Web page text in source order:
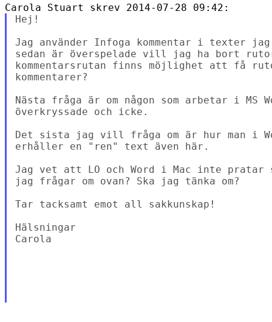
Hej!
Jag använder Infoga kommentar i texter
sedan är överspelade vill jag ha bort
kommentarsrutan finns möjlighet att få
kommentarer?
Nästa fråga är om någon som arbetar i MS
överkryssade och icke.
Det sista jag vill fråga om är hur man i
erhåller en "ren" text även här.
Jag vet att LO och Word i Mac inte
jag frågar om ovan? Ska jag tänka om?
Tar tacksamt emot all sakkunskap!
Hälsningar
Carola